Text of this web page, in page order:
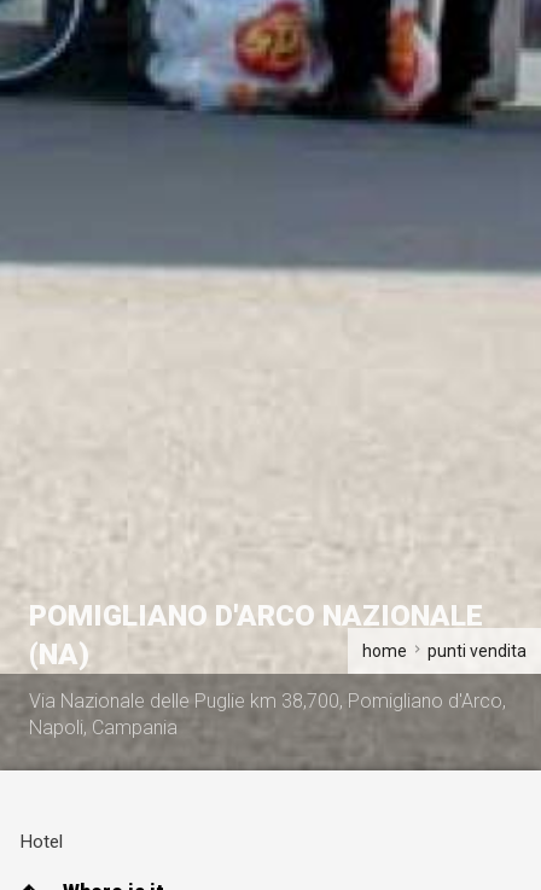
POMIGLIANO D'ARCO NAZIONALE
(NA)
Via Nazionale delle Puglie km 38,700, Pomigliano d'Arco,
Napoli, Campania
home punti vendita
Hotel